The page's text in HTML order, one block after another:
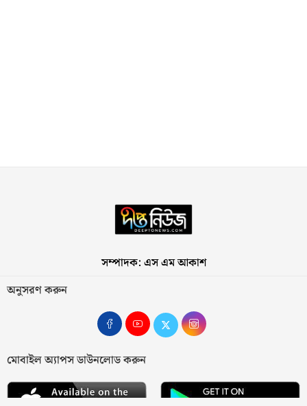
সম্পাদক: এস এম আকাশ
অনুসরণ করুন
মোবাইল অ্যাপস ডাউনলোড করুন